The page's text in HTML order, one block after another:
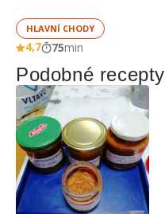
HLAVNÍ CHODY
4,7 75min
Podobné recepty